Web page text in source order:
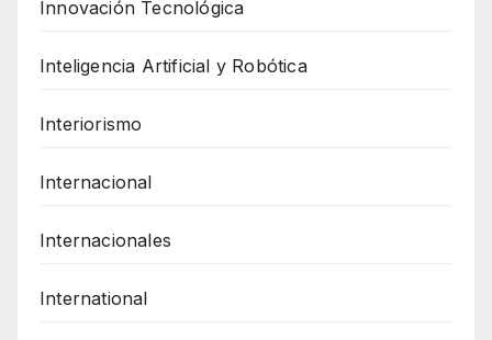
Innovación Tecnológica
Inteligencia Artificial y Robótica
Interiorismo
Internacional
Internacionales
International